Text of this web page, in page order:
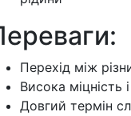
Перехід між
Висока міцність
Довгий термін